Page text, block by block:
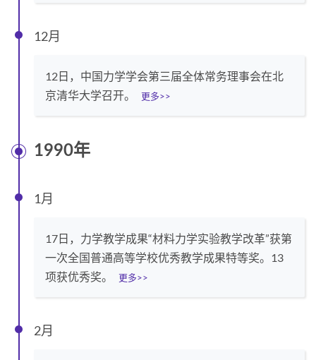
12月
12日，中国力学学会第三届全体常务理事会在北
京清华大学召开。
更多>>
1990年
1月
17日，力学教学成果“材料力学实验教学改革”获第
一次全国普通高等学校优秀教学成果特等奖。13
项获优秀奖。
更多>>
2月